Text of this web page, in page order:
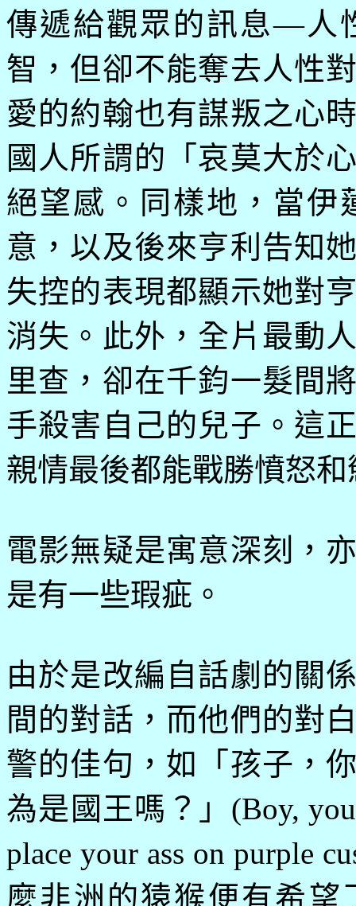
傳遞給觀眾的訊息―人
智，但卻不能奪去人性
愛的約翰也有謀叛之心
國人所謂的「哀莫大於
絕望感。同樣地，當伊
意，以及後來亨利告知
失控的表現都顯示她對
消失。此外，全片最動
里查，卻在千鈞一髮間
手殺害自己的兒子。這
親情最後都能戰勝憤怒和
電影無疑是寓意深刻，
是有一些瑕疵。
由於是改編自話劇的關
間的對話，而他們的對
警的佳句，如「孩子，
為是國王嗎？」 (Boy,
place your ass on purple
麼非洲的猿猴便有希望